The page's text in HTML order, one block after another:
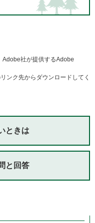
Adobe社が提供するAdobe
ンク先からダウンロードしてく
ときは
と回答